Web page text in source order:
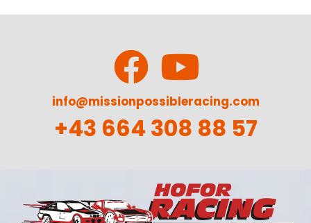
info@missionpossibleracing.com
+43 664 308 88 57